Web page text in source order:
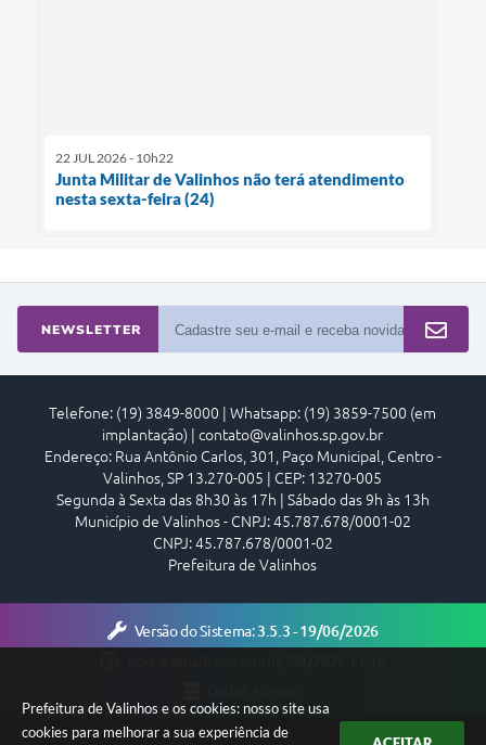
Prefeitura de Valinhos e os cookies: nosso site usa
cookies para melhorar a sua experiência de
22 JUL 2026 - 10h22
Junta Militar de Valinhos não terá atendimento
nesta sexta-feira (24)
NEWSLETTER
Telefone: (19) 3849-8000 | Whatsapp: (19) 3859-7500 (em
implantação) | contato@valinhos.sp.gov.br
Endereço: Rua Antônio Carlos, 301, Paço Municipal, Centro -
Valinhos, SP 13.270-005 | CEP: 13270-005
Segunda à Sexta das 8h30 às 17h | Sábado das 9h às 13h
Município de Valinhos - CNPJ: 45.787.678/0001-02
CNPJ: 45.787.678/0001-02
Prefeitura de Valinhos
Versão do Sistema:3.5.3 - 19/06/2026